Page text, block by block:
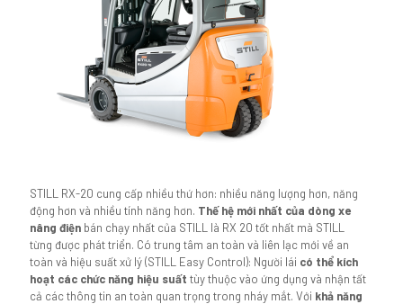
STILL RX-20 cung cấp nhiều thứ hơn: nhiều năng lượng hơn, năng
động hơn và nhiều tính năng hơn. Thế hệ mới nhất của dòng xe
nâng điện bán chạy nhất của STILL là RX 20 tốt nhất mà STILL
từng được phát triển. Có trung tâm an toàn và liên lạc mới về an
toàn và hiệu suất xử lý (STILL Easy Control): Người lái có thể kích
hoạt các chức năng hiệu suất tùy thuộc vào ứng dụng và nhận tất
cả các thông tin an toàn quan trọng trong nháy mắt. Với khả năng